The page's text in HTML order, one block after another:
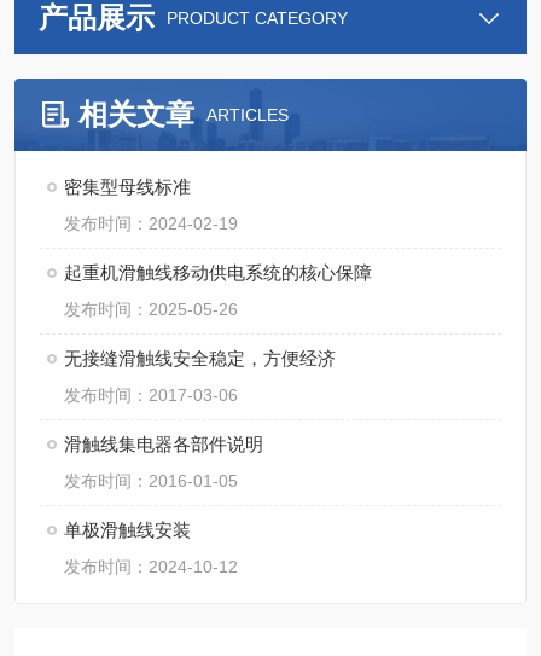
产品展示 PRODUCT CATEGORY
相关文章 ARTICLES
密集型母线标准
发布时间：2024-02-19
起重机滑触线移动供电系统的核心保障
发布时间：2025-05-26
无接缝滑触线安全稳定，方便经济
发布时间：2017-03-06
滑触线集电器各部件说明
发布时间：2016-01-05
单极滑触线安装
发布时间：2024-10-12